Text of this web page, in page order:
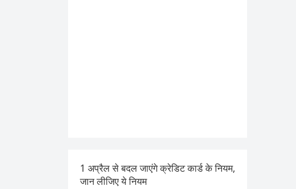
1 अप्रैल से बदल जाएंगे क्रेडिट कार्ड के नियम,
जान लीजिए ये नियम